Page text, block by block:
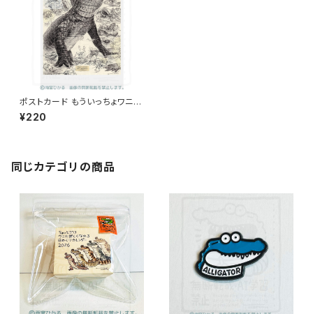
ポストカード もういっちょワニを
かく
¥220
同じカテゴリの商品